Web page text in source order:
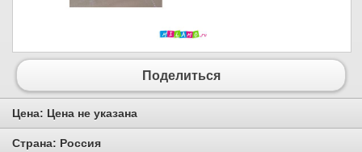
Поделиться
Цена: Цена не указана
Страна: Россия